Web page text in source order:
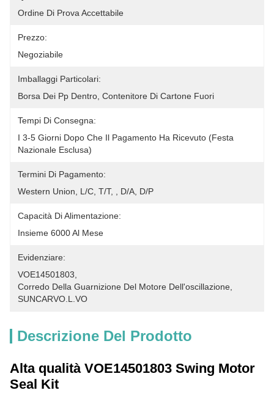
Ordine Di Prova Accettabile
Prezzo:
Negoziabile
Imballaggi Particolari:
Borsa Dei Pp Dentro, Contenitore Di Cartone Fuori
Tempi Di Consegna:
I 3-5 Giorni Dopo Che Il Pagamento Ha Ricevuto (festa
Nazionale Esclusa)
Termini Di Pagamento:
Western Union, L/C, T/T, , D/A, D/P
Capacità Di Alimentazione:
Insieme 6000 Al Mese
Evidenziare:
VOE14501803
Corredo Della Guarnizione Del Motore Dell'oscillazione
SUNCARVO.L.VO
Descrizione Del Prodotto
Alta qualità VOE14501803 Swing Motor
Seal Kit